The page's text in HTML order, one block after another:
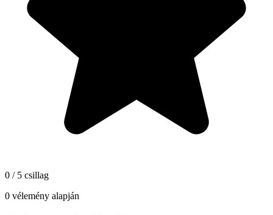
0 / 5 csillag
0 vélemény alapján